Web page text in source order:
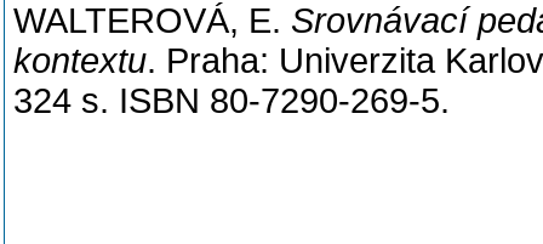
WALTEROVÁ, E. Srovnávací
kontextu. Praha: Univerzita
324 s. ISBN 80-7290-269-5.